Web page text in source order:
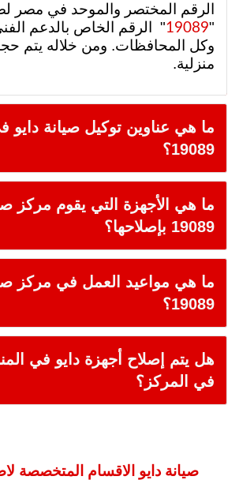
الرقم المختصر والموحد في مصر
"
19089" الرقم الخاص بالدعم
وكل المحافظات. ومن خلاله يتم
منزلية.
ما هي عناوين توكيل صيانة دايو
19089؟
ما هي الأجهزة التي يقوم مركز
19089 بإصلاحها؟
ما هي مواعيد العمل في مركز
19089؟
هل يتم إصلاح أجهزة دايو في
في المركز؟
صيانة دايو الاقسام المتخصصة